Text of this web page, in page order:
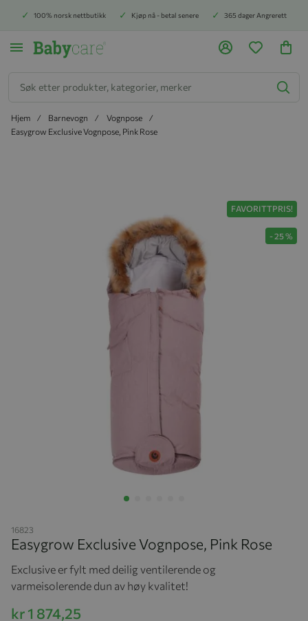
100% norsk nettbutikk Kjøp nå - betal senere 365 dager Angrerett
Hjem Barnevogn
Vognpose
Easygrow Exclusive Vognpose, Pink Rose
FAVORITTPRIS!
-25%
16823
Easygrow Exclusive Vognpose, Pink Rose
Exclusive er fylt med deilig ventilerende og
varmeisolerende dun av høy kvalitet!
kr 1 874,25